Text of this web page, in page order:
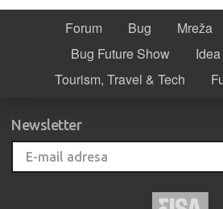
Forum Bug Mreža
Bug Future Show
Tourism, Travel & Tech
Newsletter